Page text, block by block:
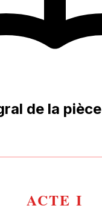
de la pièce
ACTE I